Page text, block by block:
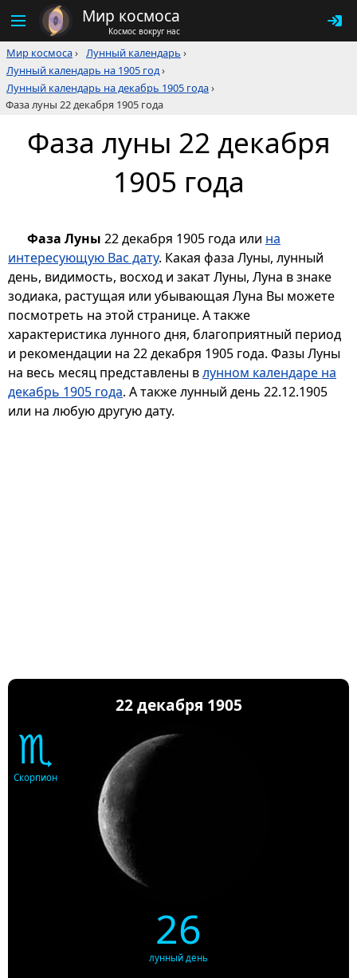
Мир космоса
Космос вокруг нас
Мир космоса› Лунный календарь ›
Лунный календарь на 1905 год›
Лунный календарь на декабрь 1905 года›
Фаза луны 22 декабря 1905 года
Фаза луны 22 декабря
1905 года
Фаза Луны 22 декабря 1905 года или на
интересующую Вас дату. Какая фаза Луны, лунный
день, видимость, восход и закат Луны, Луна в знаке
зодиака, растущая или убывающая Луна Вы можете
посмотреть на этой странице. А также
характеристика лунного дня, благоприятный период
и рекомендации на 22 декабря 1905 года. Фазы Луны
на весь месяц представлены влунном календаре на
декабрь 1905 года. А также лунный день 22.12.1905
или на любую другую дату.
22 декабря 1905
♏
Скорпион
26
лунный день